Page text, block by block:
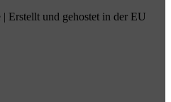
Erstellt und gehostet in der EU